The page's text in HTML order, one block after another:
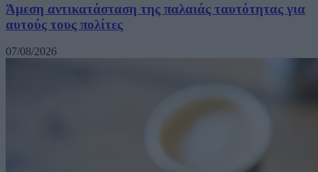
Άμεση αντικατάσταση της παλαιάς ταυτότητας για
αυτούς τους πολίτες
07/08/2026